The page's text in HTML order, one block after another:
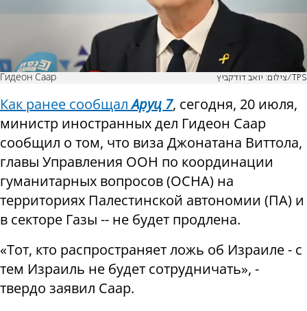
Гидеон Саар צילום: יואב דודקביץ/TPS
Как ранее сообщалАруц 7, сегодня, 20 июля,
министр иностранных дел Гидеон Саар
сообщил о том, что виза Джонатана Виттола,
главы Управления ООН по координации
гуманитарных вопросов (OCHA) на
территориях Палестинской автономии (ПА) и
в секторе Газы -- не будет продлена.
«Тот, кто распространяет ложь об Израиле - с
тем Израиль не будет сотрудничать», -
твердо заявил Саар.